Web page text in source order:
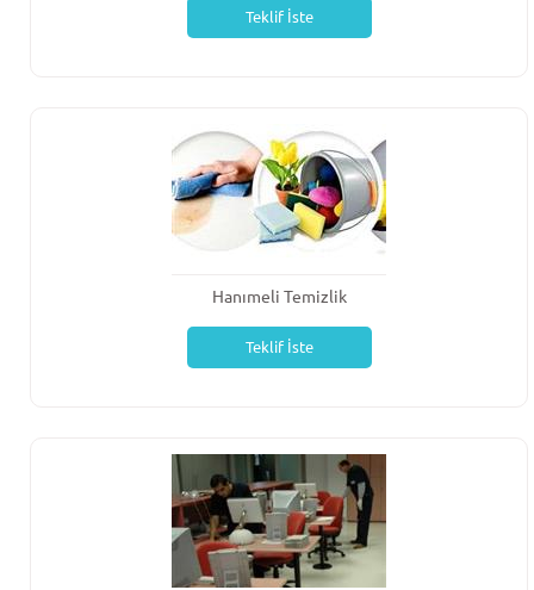
Teklif İste
Hanımeli Temizlik
Teklif İste